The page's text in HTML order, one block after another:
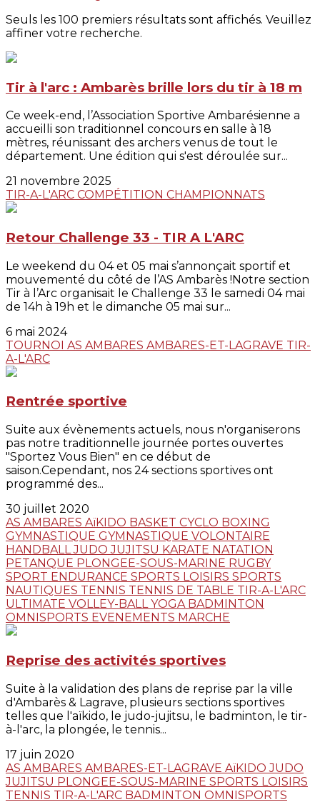
Seuls les 100 premiers résultats sont affichés. Veuillez
affiner votre recherche.
Tir à l'arc : Ambarès brille lors du tir à 18 m
Ce week-end, l’Association Sportive Ambarésienne a
accueilli son traditionnel concours en salle à 18
mètres, réunissant des archers venus de tout le
département. Une édition qui s'est déroulée sur...
21 novembre 2025
TIR-A-L'ARC COMPÉTITION CHAMPIONNATS
Retour Challenge 33 - TIR A L'ARC
Le weekend du 04 et 05 mai s’annonçait sportif et
mouvementé du côté de l’AS Ambarès !Notre section
Tir à l’Arc organisait le Challenge 33 le samedi 04 mai
de 14h à 19h et le dimanche 05 mai sur...
6 mai 2024
TOURNOI AS AMBARES AMBARES-ET-LAGRAVE TIR-
A-L'ARC
Rentrée sportive
Suite aux évènements actuels, nous n'organiserons
pas notre traditionnelle journée portes ouvertes
"Sportez Vous Bien" en ce début de
saison.Cependant, nos 24 sections sportives ont
programmé des...
30 juillet 2020
AS AMBARES AïKIDO BASKET CYCLO BOXING
GYMNASTIQUE GYMNASTIQUE VOLONTAIRE
HANDBALLJUDO JUJITSU KARATE NATATION
PETANQUE PLONGEE-SOUS-MARINE RUGBY
SPORT ENDURANCE SPORTS LOISIRS SPORTS
NAUTIQUES TENNIS TENNIS DE TABLE TIR-A-L'ARC
ULTIMATE VOLLEY-BALLYOGA BADMINTON
OMNISPORTS EVENEMENTS MARCHE
Reprise des activités sportives
Suite à la validation des plans de reprise par la ville
d'Ambarès & Lagrave, plusieurs sections sportives
telles que l'aïkido, le judo-jujitsu, le badminton, le tir-
à-l'arc, la plongée, le tennis...
17 juin 2020
AS AMBARES AMBARES-ET-LAGRAVE AïKIDOJUDO
JUJITSU PLONGEE-SOUS-MARINE SPORTS LOISIRS
TENNIS TIR-A-L'ARC BADMINTON OMNISPORTS